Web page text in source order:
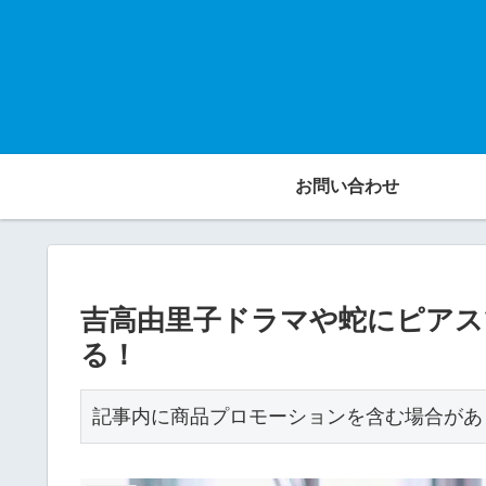
お問い合わせ
吉高由里子ドラマや蛇にピア
る！
記事内に商品プロモーションを含む場合が